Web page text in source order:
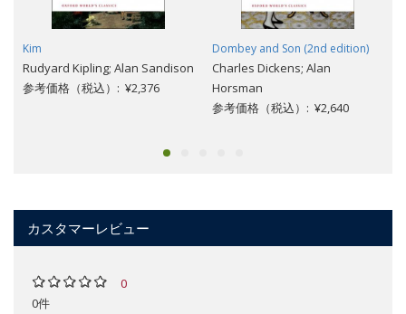
Kim
Rudyard Kipling; Alan Sandison
参考価格（税込）: ¥2,376
Dombey and Son (2nd edition)
Charles Dickens; Alan
Horsman
参考価格（税込）: ¥2,640
カスタマーレビュー
0
0件